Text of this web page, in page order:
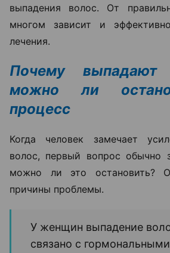
выпадения волос. От
многом зависит и
лечения.
Почему
можно ли
процесс
Когда человек замечает
волос, первый вопрос обычно
можно ли это остановить?
причины проблемы.
У женщин выпадение
связано с гормональными